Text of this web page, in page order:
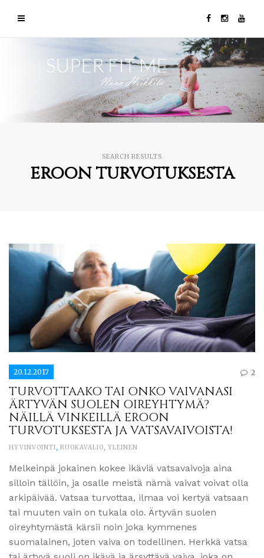
SEARCH RESULTS
eroon turvotuksesta
20.12.2017 2
TURVOTTAAKO TAI ONKO VAIVANASI
ÄRTYVÄN SUOLEN OIREYHTYMÄ?
NÄILLÄ VINKEILLÄ EROON
TURVOTUKSESTA JA VATSAVAIVOISTA!
HYVINVOINTI RUOKAVALIO YLEINEN
Melkeinpä jokainen kokee ikäviä vatsavaivoja aina
silloin tällöin, ja osalle meistä nämä vaivat voivat olla
arkipäivää. Vatsaa turvottaa, ilmaa voi kertyä vatsaan
tai muuten vain on tukala olo. Ärtyvän suolen
oireyhtymästä kärsii noin joka kymmenes
suomalainen, joten vaiva on todellinen. Herkkä vatsa